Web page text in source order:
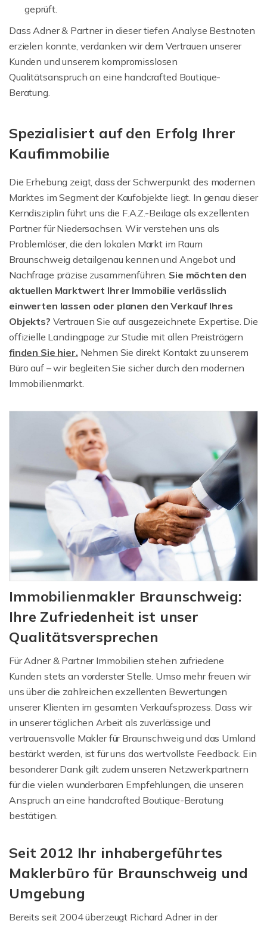
geprüft.
Dass Adner & Partner in dieser tiefen Analyse Bestnoten
erzielen konnte, verdanken wir dem Vertrauen unserer
Kunden und unserem kompromisslosen
Qualitätsanspruch an eine handcrafted Boutique-
Beratung.
Spezialisiert auf den Erfolg Ihrer
Kaufimmobilie
Die Erhebung zeigt, dass der Schwerpunkt des modernen
Marktes im Segment der Kaufobjekte liegt. In genau dieser
Kerndisziplin führt uns die F.A.Z.-Beilage als exzellenten
Partner für Niedersachsen. Wir verstehen uns als
Problemlöser, die den lokalen Markt im Raum
Braunschweig detailgenau kennen und Angebot und
Nachfrage präzise zusammenführen. Sie möchten den
aktuellen Marktwert Ihrer Immobilie verlässlich
einwerten lassen oder planen den Verkauf Ihres
Objekts? Vertrauen Sie auf ausgezeichnete Expertise. Die
offizielle Landingpage zur Studie mit allen Preisträgern
finden Sie hier. Nehmen Sie direkt Kontakt zu unserem
Büro auf – wir begleiten Sie sicher durch den modernen
Immobilienmarkt.
Immobilienmakler Braunschweig:
Ihre Zufriedenheit ist unser
Qualitätsversprechen
Für Adner & Partner Immobilien stehen zufriedene
Kunden stets an vorderster Stelle. Umso mehr freuen wir
uns über die zahlreichen exzellenten Bewertungen
unserer Klienten im gesamten Verkaufsprozess. Dass wir
in unserer täglichen Arbeit als zuverlässige und
vertrauensvolle Makler für Braunschweig und das Umland
bestärkt werden, ist für uns das wertvollste Feedback. Ein
besonderer Dank gilt zudem unseren Netzwerkpartnern
für die vielen wunderbaren Empfehlungen, die unseren
Anspruch an eine handcrafted Boutique-Beratung
bestätigen.
Seit 2012 Ihr inhabergeführtes
Maklerbüro für Braunschweig und
Umgebung
Bereits seit 2004 überzeugt Richard Adner in der